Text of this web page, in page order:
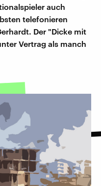
auch
telefonieren
Der "Dicke mit
Vertrag als manch